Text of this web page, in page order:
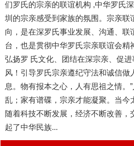
们罗氏的宗亲的联谊机构 ,中华罗氏
圳的宗亲感受到家族的氛围。宗亲联
向，是在深罗氏事业发展、沟通、联
台，也是贯彻中华罗氏宗亲联谊会精
弘扬罗 氏文化、团结在深宗亲、促
风！引导罗氏宗亲遵纪守法和诚信做
息。物有报本之心，人有思祖之情。
乱；家有谱碟，宗亲才能凝聚。当今
随着科技不断发展，经济不断改善，
起了中华民族...